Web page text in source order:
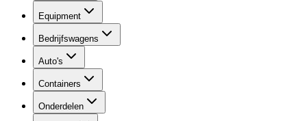
Equipment
Bedrijfswagens
Auto's
Containers
Onderdelen